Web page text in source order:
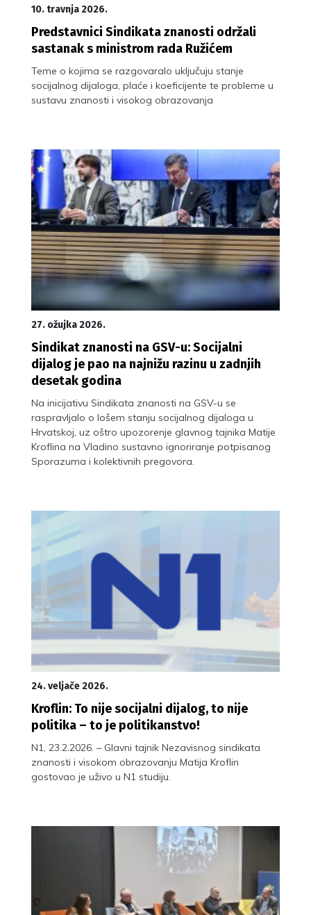
10. travnja 2026.
Predstavnici Sindikata znanosti održali
sastanak s ministrom rada Ružićem
Teme o kojima se razgovaralo uključuju stanje
socijalnog dijaloga, plaće i koeficijente te probleme u
sustavu znanosti i visokog obrazovanja
27. ožujka 2026.
Sindikat znanosti na GSV-u: Socijalni
dijalog je pao na najnižu razinu u zadnjih
desetak godina
Na inicijativu Sindikata znanosti na GSV-u se
raspravljalo o lošem stanju socijalnog dijaloga u
Hrvatskoj, uz oštro upozorenje glavnog tajnika Matije
Kroflina na Vladino sustavno ignoriranje potpisanog
Sporazuma i kolektivnih pregovora.
24. veljače 2026.
Kroflin: To nije socijalni dijalog, to nije
politika – to je politikanstvo!
N1, 23.2.2026. – Glavni tajnik Nezavisnog sindikata
znanosti i visokom obrazovanju Matija Kroflin
gostovao je uživo u N1 studiju.